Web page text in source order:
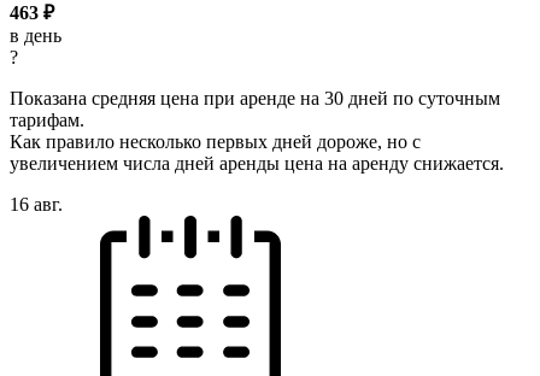
463 ₽
в день
?
Показана средняя цена при аренде на 30 дней по суточным
тарифам.
Как правило несколько первых дней дороже, но с
увеличением числа дней аренды цена на аренду снижается.
16 авг.